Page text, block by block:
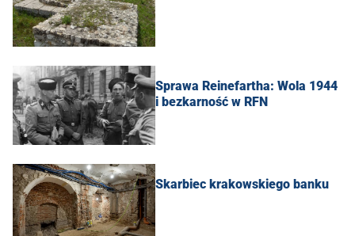
Sprawa Reinefartha: Wola 1944
i bezkarność w RFN
Skarbiec krakowskiego banku